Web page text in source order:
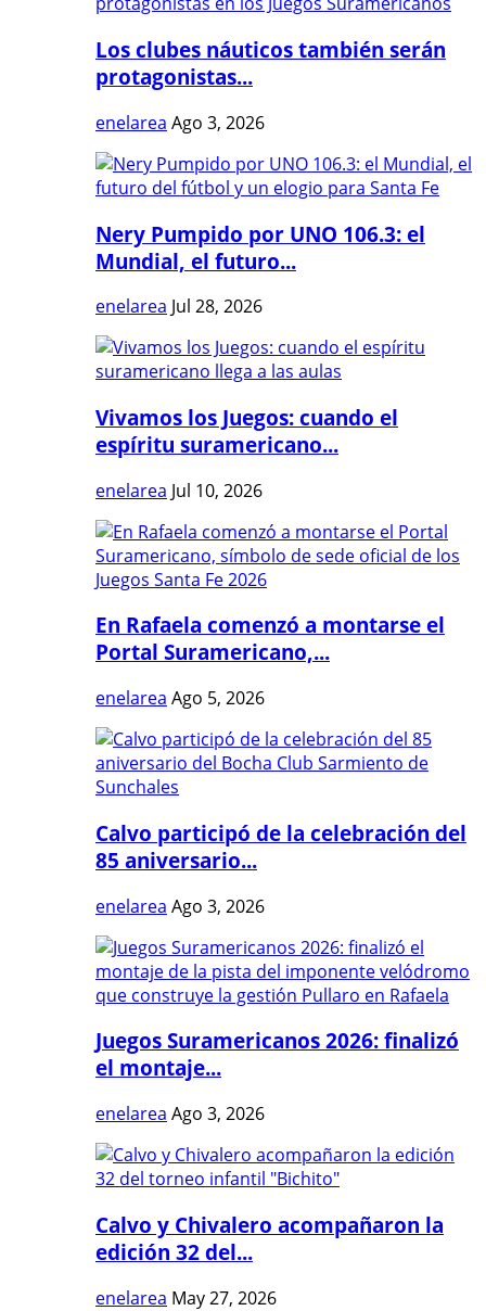
Los clubes náuticos también serán
protagonistas...
enelarea Ago 3, 2026
Nery Pumpido por UNO 106.3: el
Mundial, el futuro...
enelarea Jul 28, 2026
Vivamos los Juegos: cuando el
espíritu suramericano...
enelarea Jul 10, 2026
En Rafaela comenzó a montarse el
Portal Suramericano,...
enelarea Ago 5, 2026
Calvo participó de la celebración del
85 aniversario...
enelarea Ago 3, 2026
Juegos Suramericanos 2026: finalizó
el montaje...
enelarea Ago 3, 2026
Calvo y Chivalero acompañaron la
edición 32 del...
enelarea May 27, 2026